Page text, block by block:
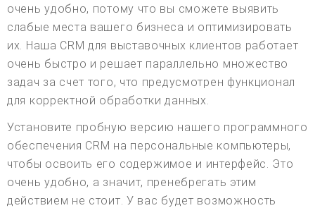
очень удобно, потому что вы сможете выявить
слабые места вашего бизнеса и оптимизировать
их. Наша CRM для выставочных клиентов работает
очень быстро и решает параллельно множество
задач за счет того, что предусмотрен функционал
для корректной обработки данных.
Установите пробную версию нашего программного
обеспечения CRM на персональные компьютеры,
чтобы освоить его содержимое и интерфейс. Это
очень удобно, а значит, пренебрегать этим
действием не стоит. У вас будет возможность